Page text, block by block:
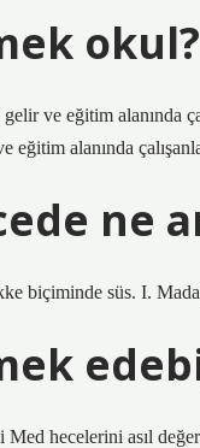
okul?
ve eğitim alanında
eğitim alanında
ne
biçiminde süs. I.
hecelerini asıl